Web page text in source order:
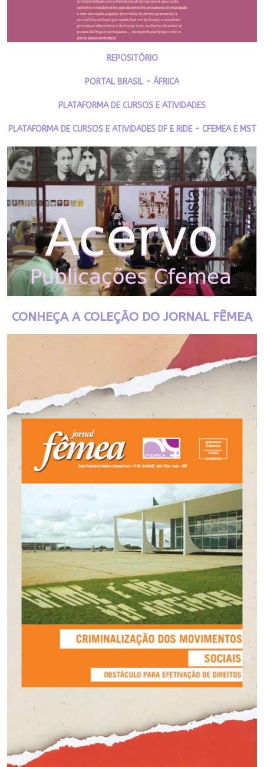
REPOSITÓRIO
PORTAL BRASIL - ÁFRICA
PLATAFORMA DE CURSOS E ATIVIDADES
PLATAFORMA DE CURSOS E ATIVIDADES DF E RIDE - CFEMEA E MST
CONHEÇA A COLEÇÃO DO JORNAL FÊMEA